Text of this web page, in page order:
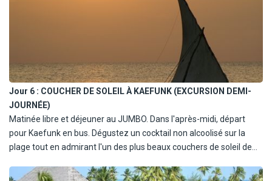
Jour 6 : COUCHER DE SOLEIL À KAEFUNK (EXCURSION DEMI-
JOURNÉE)
Matinée libre et déjeuner au JUMBO. Dans l'après-midi, départ
pour Kaefunk en bus. Dégustez un cocktail non alcoolisé sur la
plage tout en admirant l'un des plus beaux couchers de soleil de
Les vacanciers devront marcher environ 10 minutes pour